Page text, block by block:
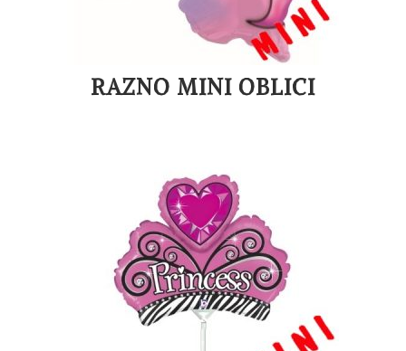
RAZNO MINI OBLICI